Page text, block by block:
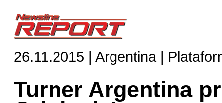
26.11.2015 | Argentina |
Turner Argentina